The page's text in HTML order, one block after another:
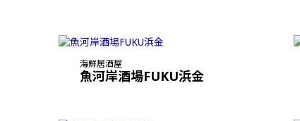
海鮮居酒屋
魚河岸酒場FUKU浜金